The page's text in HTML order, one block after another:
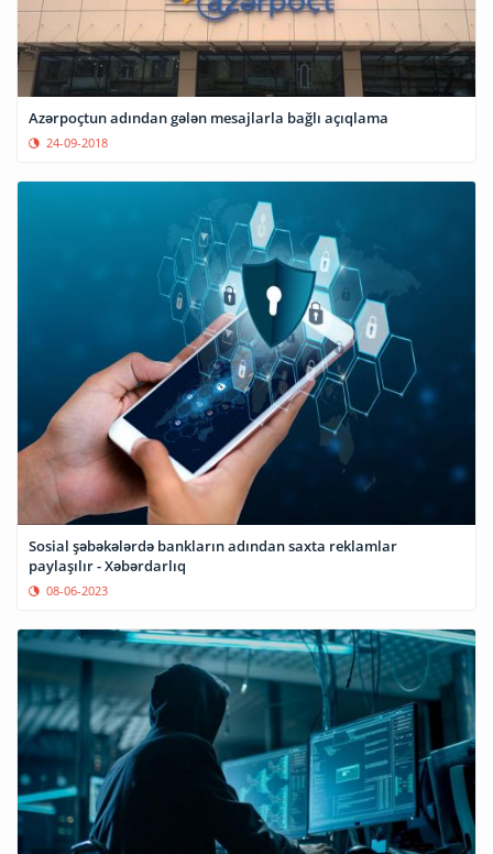
Azərpoçtun adından gələn mesajlarla bağlı açıqlama
24-09-2018
Sosial şəbəkələrdə bankların adından saxta reklamlar
paylaşılır - Xəbərdarlıq
08-06-2023